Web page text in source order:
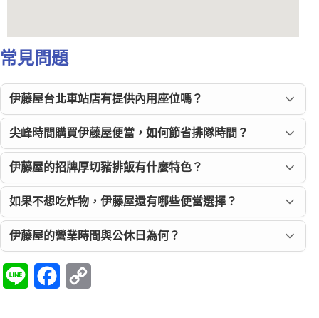
常見問題
伊藤屋台北車站店有提供內用座位嗎？
尖峰時間購買伊藤屋便當，如何節省排隊時間？
伊藤屋的招牌厚切豬排飯有什麼特色？
如果不想吃炸物，伊藤屋還有哪些便當選擇？
伊藤屋的營業時間與公休日為何？